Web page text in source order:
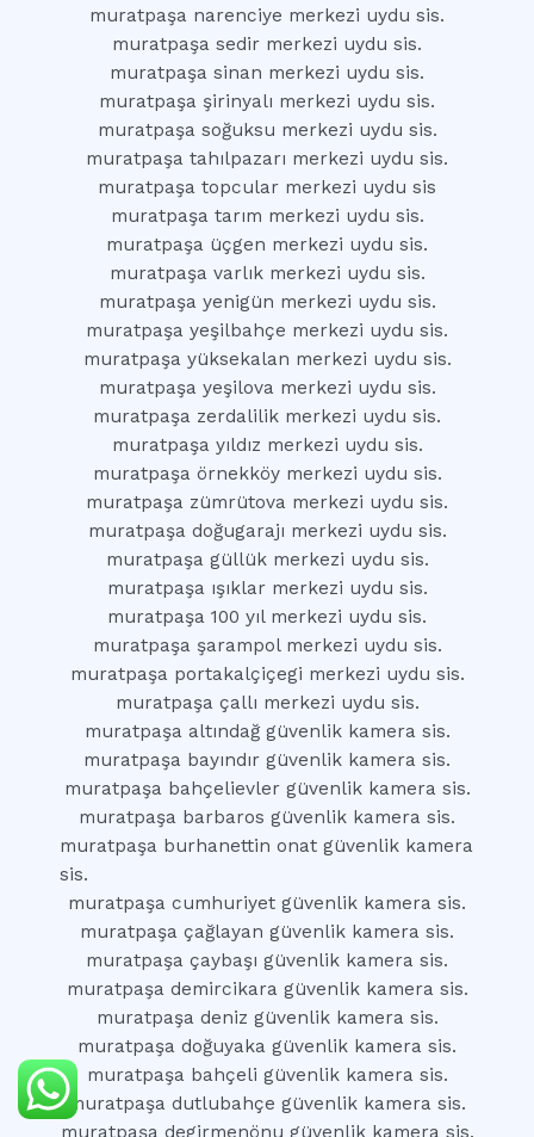
muratpaşa narenciye merkezi uydu sis.
muratpaşa sedir merkezi uydu sis.
muratpaşa sinan merkezi uydu sis.
muratpaşa şirinyalı merkezi uydu sis.
muratpaşa soğuksu merkezi uydu sis.
muratpaşa tahılpazarı merkezi uydu sis.
muratpaşa topcular merkezi uydu sis
muratpaşa tarım merkezi uydu sis.
muratpaşa üçgen merkezi uydu sis.
muratpaşa varlık merkezi uydu sis.
muratpaşa yenigün merkezi uydu sis.
muratpaşa yeşilbahçe merkezi uydu sis.
muratpaşa yüksekalan merkezi uydu sis.
muratpaşa yeşilova merkezi uydu sis.
muratpaşa zerdalilik merkezi uydu sis.
muratpaşa yıldız merkezi uydu sis.
muratpaşa örnekköy merkezi uydu sis.
muratpaşa zümrütova merkezi uydu sis.
muratpaşa doğugarajı merkezi uydu sis.
muratpaşa güllük merkezi uydu sis.
muratpaşa ışıklar merkezi uydu sis.
muratpaşa 100 yıl merkezi uydu sis.
muratpaşa şarampol merkezi uydu sis.
muratpaşa portakalçiçegi merkezi uydu sis.
muratpaşa çallı merkezi uydu sis.
muratpaşa altındağ güvenlik kamera sis.
muratpaşa bayındır güvenlik kamera sis.
muratpaşa bahçelievler güvenlik kamera sis.
muratpaşa barbaros güvenlik kamera sis.
muratpaşa burhanettin onat güvenlik kamera
sis.
muratpaşa cumhuriyet güvenlik kamera sis.
muratpaşa çağlayan güvenlik kamera sis.
muratpaşa çaybaşı güvenlik kamera sis.
muratpaşa demircikara güvenlik kamera sis.
muratpaşa deniz güvenlik kamera sis.
muratpaşa doğuyaka güvenlik kamera sis.
muratpaşa bahçeli güvenlik kamera sis.
muratpaşa dutlubahçe güvenlik kamera sis.
muratpaşa degirmenönu güvenlik kamera sis.